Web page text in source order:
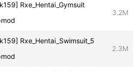
Rxe_Hentai_Gymsuit
3.2M
Rxe_Hentai_Swimsuit_5
2.3M